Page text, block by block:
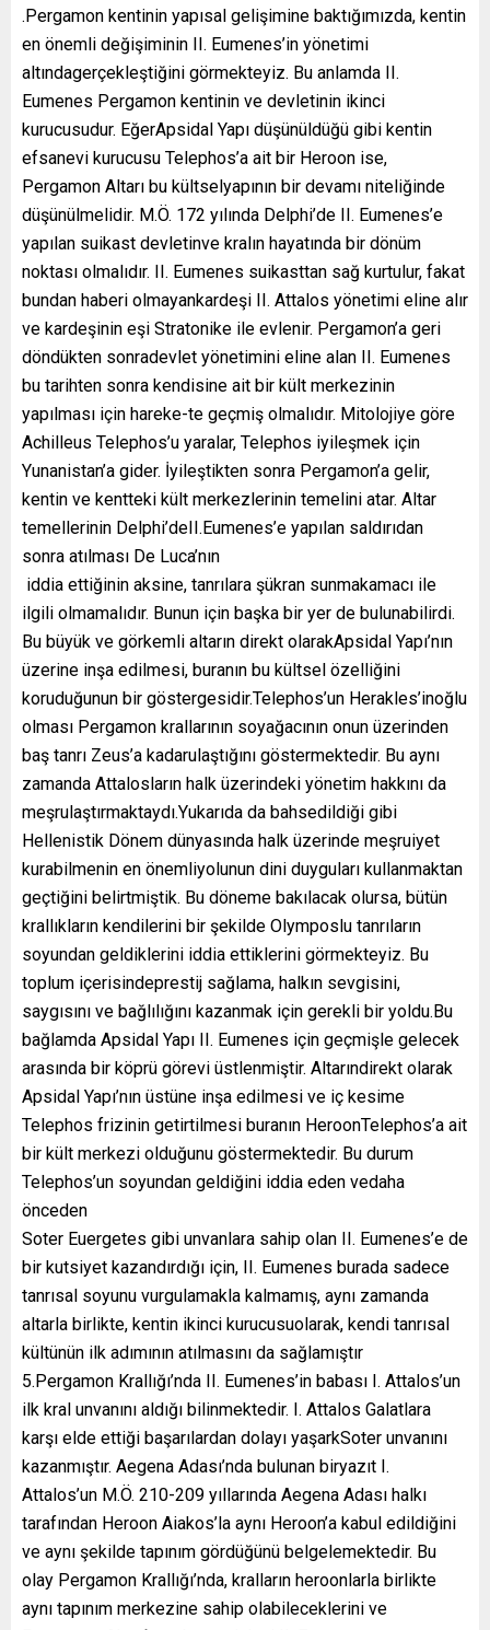
.Pergamon kentinin yapısal gelişimine baktığımızda, kentin
en önemli değişiminin II. Eumenes’in yönetimi
altındagerçekleştiğini görmekteyiz. Bu anlamda II.
Eumenes Pergamon kentinin ve devletinin ikinci
kurucusudur. EğerApsidal Yapı düşünüldüğü gibi kentin
efsanevi kurucusu Telephos’a ait bir Heroon ise,
Pergamon Altarı bu kültselyapının bir devamı niteliğinde
düşünülmelidir. M.Ö. 172 yılında Delphi’de II. Eumenes’e
yapılan suikast devletinve kralın hayatında bir dönüm
noktası olmalıdır. II. Eumenes suikasttan sağ kurtulur, fakat
bundan haberi olmayankardeşi II. Attalos yönetimi eline alır
ve kardeşinin eşi Stratonike ile evlenir. Pergamon’a geri
döndükten sonradevlet yönetimini eline alan II. Eumenes
bu tarihten sonra kendisine ait bir kült merkezinin
yapılması için hareke-te geçmiş olmalıdır. Mitolojiye göre
Achilleus Telephos’u yaralar, Telephos iyileşmek için
Yunanistan’a gider. İyileştikten sonra Pergamon’a gelir,
kentin ve kentteki kült merkezlerinin temelini atar. Altar
temellerinin Delphi’deII.Eumenes’e yapılan saldırıdan
sonra atılması De Luca’nın
iddia ettiğinin aksine, tanrılara şükran sunmakamacı ile
ilgili olmamalıdır. Bunun için başka bir yer de bulunabilirdi.
Bu büyük ve görkemli altarın direkt olarakApsidal Yapı’nın
üzerine inşa edilmesi, buranın bu kültsel özelliğini
koruduğunun bir göstergesidir.Telephos’un Herakles’inoğlu
olması Pergamon krallarının soyağacının onun üzerinden
baş tanrı Zeus’a kadarulaştığını göstermektedir. Bu aynı
zamanda Attalosların halk üzerindeki yönetim hakkını da
meşrulaştırmaktaydı.Yukarıda da bahsedildiği gibi
Hellenistik Dönem dünyasında halk üzerinde meşruiyet
kurabilmenin en önemliyolunun dini duyguları kullanmaktan
geçtiğini belirtmiştik. Bu döneme bakılacak olursa, bütün
krallıkların kendilerini bir şekilde Olymposlu tanrıların
soyundan geldiklerini iddia ettiklerini görmekteyiz. Bu
toplum içerisindeprestij sağlama, halkın sevgisini,
saygısını ve bağlılığını kazanmak için gerekli bir yoldu.Bu
bağlamda Apsidal Yapı II. Eumenes için geçmişle gelecek
arasında bir köprü görevi üstlenmiştir. Altarındirekt olarak
Apsidal Yapı’nın üstüne inşa edilmesi ve iç kesime
Telephos frizinin getirtilmesi buranın HeroonTelephos’a ait
bir kült merkezi olduğunu göstermektedir. Bu durum
Telephos’un soyundan geldiğini iddia eden vedaha
önceden
Soter Euergetes gibi unvanlara sahip olan II. Eumenes’e de
bir kutsiyet kazandırdığı için, II. Eumenes burada sadece
tanrısal soyunu vurgulamakla kalmamış, aynı zamanda
altarla birlikte, kentin ikinci kurucusuolarak, kendi tanrısal
kültünün ilk adımının atılmasını da sağlamıştır
5.Pergamon Krallığı’nda II. Eumenes’in babası I. Attalos’un
ilk kral unvanını aldığı bilinmektedir. I. Attalos Galatlara
karşı elde ettiği başarılardan dolayı yaşarkSoter unvanını
kazanmıştır. Aegena Adası’nda bulunan biryazıt I.
Attalos’un M.Ö. 210-209 yıllarında Aegena Adası halkı
tarafından Heroon Aiakos’la aynı Heroon’a kabul edildiğini
ve aynı şekilde tapınım gördüğünü belgelemektedir. Bu
olay Pergamon Krallığı’nda, kralların heroonlarla birlikte
aynı tapınım merkezine sahip olabileceklerini ve